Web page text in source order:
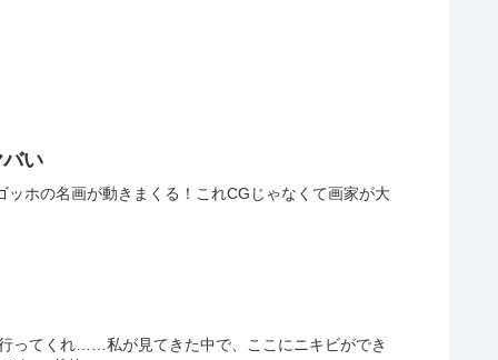
い
ホの名画が動きまくる！これCGじゃなくて画家が大
ってくれ……私が見てきた中で、ここにニキビができ